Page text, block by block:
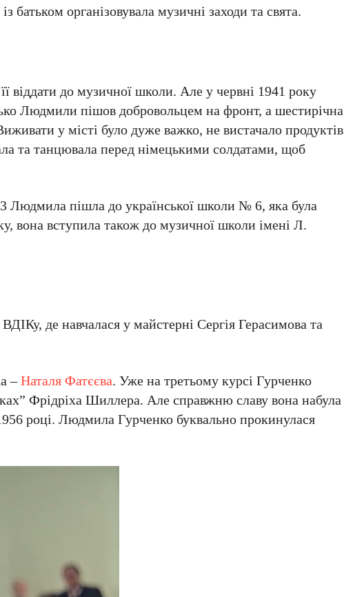
батьком організовувала музичні заходи та свята.
віддати до музичної школи. Але у червні 1941 року
Людмили пішов добровольцем на фронт, а шестирічна
у місті було дуже важко, не вистачало продуктів
та танцювала перед німецькими солдатами, щоб
Людмила пішла до української школи № 6, яка була
вона вступила також до музичної школи імені Л.
де навчалася у майстерні Сергія Герасимова та
–Наталя Фатєєва. Уже на третьому курсі Гурченко
Фрідріха Шиллера. Але справжню славу вона набула
році. Людмила Гурченко буквально прокинулася